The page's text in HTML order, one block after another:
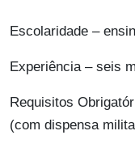
Escolaridade –
Experiência – seis
Requisitos
(com dispensa